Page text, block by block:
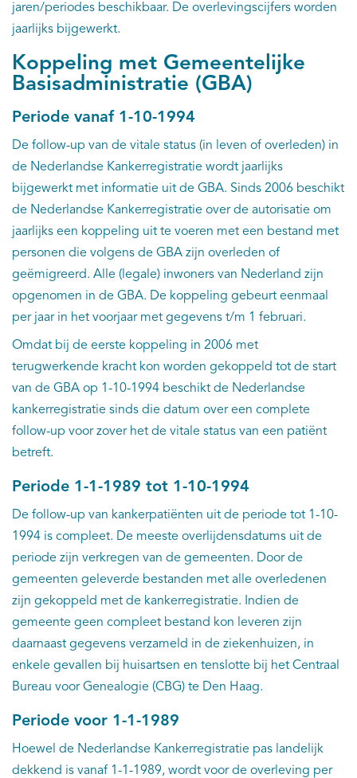
Webshop
EN
jaren/periodes beschikbaar. De overlevingscijfers worden
jaarlijks bijgewerkt.
Koppeling met Gemeentelijke
Basisadministratie (GBA)
Periode vanaf 1-10-1994
De follow-up van de vitale status (in leven of overleden) in
de Nederlandse Kankerregistratie wordt jaarlijks
bijgewerkt met informatie uit de GBA. Sinds 2006 beschikt
de Nederlandse Kankerregistratie over de autorisatie om
jaarlijks een koppeling uit te voeren met een bestand met
personen die volgens de GBA zijn overleden of
geëmigreerd. Alle (legale) inwoners van Nederland zijn
opgenomen in de GBA. De koppeling gebeurt eenmaal
per jaar in het voorjaar met gegevens t/m 1 februari.
Omdat bij de eerste koppeling in 2006 met
terugwerkende kracht kon worden gekoppeld tot de start
van de GBA op 1-10-1994 beschikt de Nederlandse
kankerregistratie sinds die datum over een complete
follow-up voor zover het de vitale status van een patiënt
betreft.
Periode 1-1-1989 tot 1-10-1994
De follow-up van kankerpatiënten uit de periode tot 1-10-
1994 is compleet. De meeste overlijdensdatums uit de
periode zijn verkregen van de gemeenten. Door de
gemeenten geleverde bestanden met alle overledenen
zijn gekoppeld met de kankerregistratie. Indien de
gemeente geen compleet bestand kon leveren zijn
daarnaast gegevens verzameld in de ziekenhuizen, in
enkele gevallen bij huisartsen en tenslotte bij het Centraal
Bureau voor Genealogie (CBG) te Den Haag.
Periode voor 1-1-1989
Hoewel de Nederlandse Kankerregistratie pas landelijk
dekkend is vanaf 1-1-1989, wordt voor de overleving per